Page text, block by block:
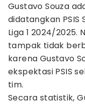
Gustavo Souza
didatangkan
Liga 1 2024/2025.
tampak tidak
karena Gustavo
ekspektasi PSIS
tim.
Secara statistik,